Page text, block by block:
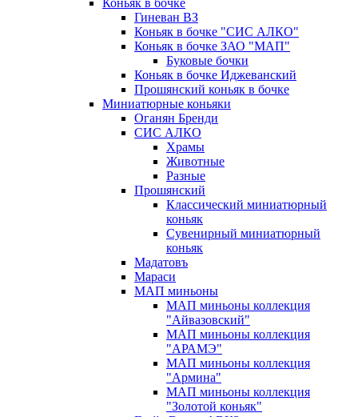
Коньяк в бочке
Гиневан ВЗ
Коньяк в бочке "СИС АЛКО"
Коньяк в бочке ЗАО "МАП"
Буковые бочки
Коньяк в бочке Иджеванский
Прошянский коньяк в бочке
Миниатюрные коньяки
Оганян Бренди
СИС АЛКО
Храмы
Животные
Разные
Прошянский
Классический миниатюрный
коньяк
Сувенирный миниатюрный
коньяк
Мадатовъ
Мараси
МАП миньоны
МАП миньоны коллекция
"Айвазовский"
МАП миньоны коллекция
"АРАМЭ"
МАП миньоны коллекция
"Армина"
МАП миньоны коллекция
"Золотой коньяк"